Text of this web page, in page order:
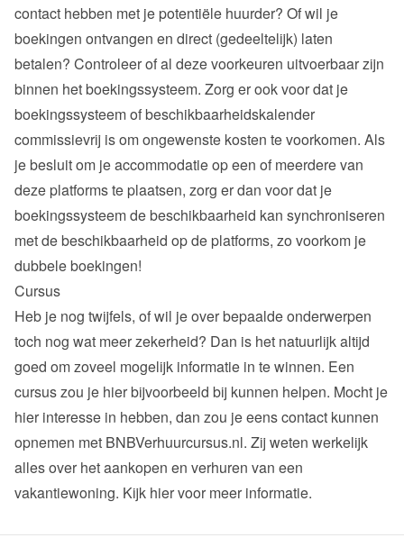
contact hebben met je potentiële huurder? Of wil je
boekingen ontvangen en direct (gedeeltelijk) laten
betalen? Controleer of al deze voorkeuren uitvoerbaar zijn
binnen het boekingssysteem. Zorg er ook voor dat je
boekingssysteem of beschikbaarheidskalender
commissievrij is om ongewenste kosten te voorkomen. Als
je besluit om je accommodatie op een of meerdere van
deze platforms te plaatsen, zorg er dan voor dat je
boekingssysteem de beschikbaarheid kan synchroniseren
met de beschikbaarheid op de platforms, zo voorkom je
dubbele boekingen!
Cursus
Heb je nog twijfels, of wil je over bepaalde onderwerpen
toch nog wat meer zekerheid? Dan is het natuurlijk altijd
goed om zoveel mogelijk informatie in te winnen. Een
cursus zou je hier bijvoorbeeld bij kunnen helpen. Mocht je
hier interesse in hebben, dan zou je eens contact kunnen
opnemen met BNBVerhuurcursus.nl. Zij weten werkelijk
alles over het aankopen en verhuren van een
vakantiewoning. Kijk hier voor meer informatie.